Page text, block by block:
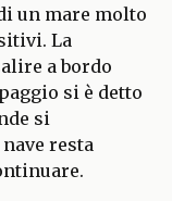
un mare molto
La
a bordo
si è detto
si
resta